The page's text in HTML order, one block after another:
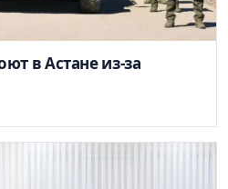
в Астане из-за